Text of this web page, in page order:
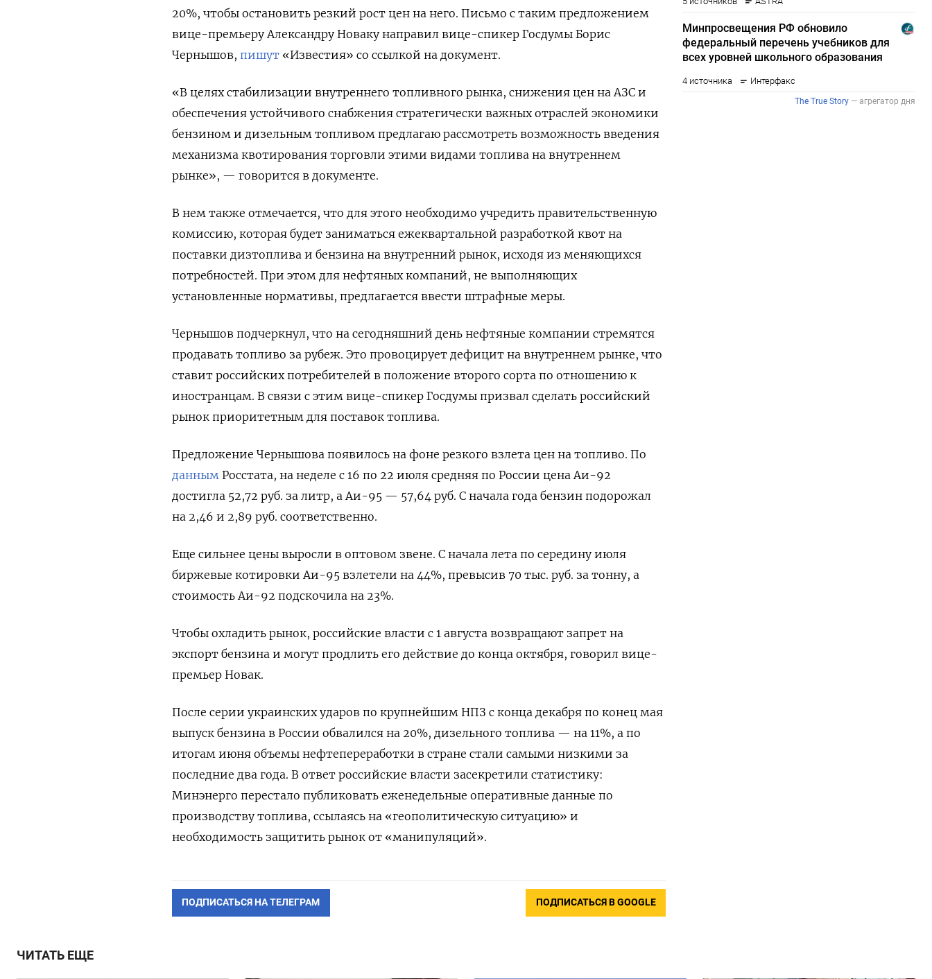
20%, чтобы остановить резкий рост цен на него. Письмо с таким предложением
вице-премьеру Александру Новаку направил вице-спикер Госдумы Борис
Чернышов, пишут «Известия» со ссылкой на документ.
«В целях стабилизации внутреннего топливного рынка, снижения цен на АЗС и
обеспечения устойчивого снабжения стратегически важных отраслей экономики
бензином и дизельным топливом предлагаю рассмотреть возможность введения
механизма квотирования торговли этими видами топлива на внутреннем
рынке», — говорится в документе.
В нем также отмечается, что для этого необходимо учредить правительственную
комиссию, которая будет заниматься ежеквартальной разработкой квот на
поставки дизтоплива и бензина на внутренний рынок, исходя из меняющихся
потребностей. При этом для нефтяных компаний, не выполняющих
установленные нормативы, предлагается ввести штрафные меры.
Чернышов подчеркнул, что на сегодняшний день нефтяные компании стремятся
продавать топливо за рубеж. Это провоцирует дефицит на внутреннем рынке, что
ставит российских потребителей в положение второго сорта по отношению к
иностранцам. В связи с этим вице-спикер Госдумы призвал сделать российский
рынок приоритетным для поставок топлива.
Предложение Чернышова появилось на фоне резкого взлета цен на топливо. По
данным Росстата, на неделе с 16 по 22 июля средняя по России цена Аи-92
достигла 52,72 руб. за литр, а Аи-95 — 57,64 руб. С начала года бензин подорожал
на 2,46 и 2,89 руб. соответственно.
Еще сильнее цены выросли в оптовом звене. С начала лета по середину июля
биржевые котировки Аи-95 взлетели на 44%, превысив 70 тыс. руб. за тонну, а
стоимость Аи-92 подскочила на 23%.
Чтобы охладить рынок, российские власти с 1 августа возвращают запрет на
экспорт бензина и могут продлить его действие до конца октября, говорил вице-
премьер Новак.
После серии украинских ударов по крупнейшим НПЗ с конца декабря по конец мая
выпуск бензина в России обвалился на 20%, дизельного топлива — на 11%, а по
итогам июня объемы нефтепереработки в стране стали самыми низкими за
последние два года. В ответ российские власти засекретили статистику:
Минэнерго перестало публиковать еженедельные оперативные данные по
производству топлива, ссылаясь на «геополитическую ситуацию» и
необходимость защитить рынок от «манипуляций».
ПОДПИСАТЬСЯ НА ТЕЛЕГРАМ ПОДПИСАТЬСЯ В GOOGLE
ЧИТАТЬ ЕЩЕ